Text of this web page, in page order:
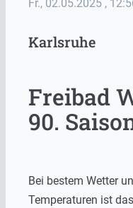
Fr., 02.05.2025 ,
Karlsruhe
Freibad
90.
Bei bestem Wetter
Temperaturen ist